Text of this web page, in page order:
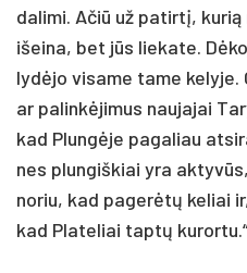
dalimi. Ačiū už patirtį,
išeina, bet jūs liekate.
lydėjo visame tame kelyje.
ar palinkėjimus naujajai
kad Plungėje pagaliau
nes plungiškiai yra
noriu, kad pagerėtų keliai
kad Plateliai taptų kurortu.“